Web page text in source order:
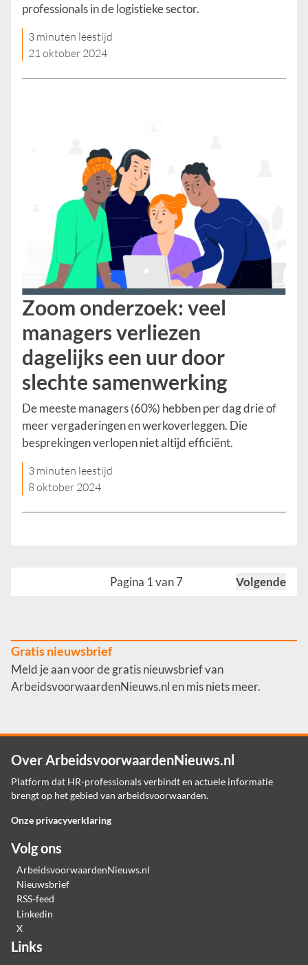
professionals in de logistieke sector.
3 minuten leestijd
21 oktober 2024
Zoom onderzoek: veel
managers verliezen
dagelijks een uur door
slechte samenwerking
De meeste managers (60%) hebben per dag drie of
meer vergaderingen en werkoverleggen. Die
besprekingen verlopen niet altijd efficiënt.
3 minuten leestijd
8 oktober 2024
Pagina 1 van 7 Volgende
Gratis nieuwsbrief
Meld je aan voor de gratis nieuwsbrief van
ArbeidsvoorwaardenNieuws.nl en mis niets meer.
Over ArbeidsvoorwaardenNieuws.nl
Platform dat HR-professionals verbindt en actuele informatie
brengt op het gebied van arbeidsvoorwaarden.
Onze privacyverklaring
Volg ons
ArbeidsvoorwaardenNieuws.nl
Nieuwsbrief
RSS-feed
Linkedin
X
Links